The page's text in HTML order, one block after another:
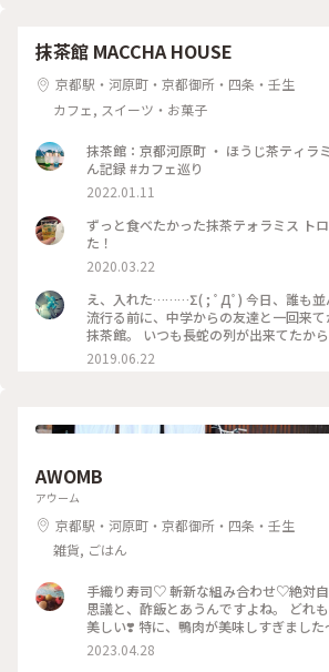
れた落ち着いた店内は 天井の梁や調度品
和の香りが漂っていますが、 お客さんは
かったです。 お席もすごく近いのです
で ひっそりと自分の時間を過ごせました
きを楽しむことが できた素敵な1日でし
茶ソワレ #純喫茶 #喫茶店 #ゼリーポン
京都スイーツ #京都カフェ #レトロ #レ
四条河
抹茶館 MACCHA HOUSE
京都駅・河原町・京都御所・四条・壬生
カフェ, スイーツ・お菓子
抹茶館：京都河原町 ・ ほうじ茶ティラ
ん記録 #カフェ巡り
2022.01.11
ずっと食べたかった抹茶テォラミス ト
た！
2020.03.22
え、入れた………Σ( ; ﾟДﾟ) 今日、誰も並
流行る前に、中学からの友達と一回来
抹茶館。 いつも長蛇の列が出来てたか
別の所に新しい店舗が出来たのかな？ ……と、思ってたのです
が、店の外に出たら列が出来てました
るのかな……？？ほうじ茶だけだと、あ
2019.06.22
AWOMB
アウーム
京都駅・河原町・京都御所・四条・壬生
雑貨, ごはん
手織り寿司♡ 斬新な組み合わせ♡絶対
思議と、酢飯とあうんですよね。 どれ
美しい❣️ 特に、鴨肉が美味しすぎました
酒🍶♡ 素敵時間でした〜 #わたしのこ
京都 #烏丸本店 #手織り寿司
2023.04.28